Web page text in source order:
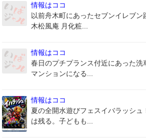
情報はココ
以前舟木町にあったセブンイレブ
木松風庵 月化粧...
情報はココ
春日のプチプランス付近にあった洗
マンションになる...
情報はココ
夏の全開水遊びフェスイバラッシュ
は残る。子どもも...